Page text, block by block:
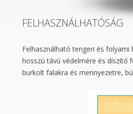
FELHASZNÁLHATÓSÁG
Felhasználható tengeri és
hosszú távú védelmére és díszítő
burkolt falakra és mennyezetre,